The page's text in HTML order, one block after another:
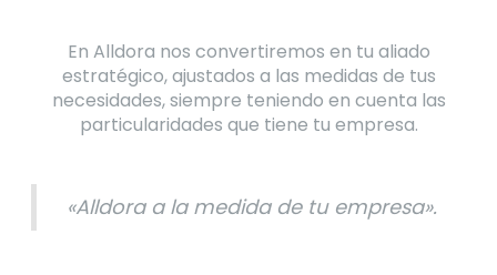
En Alldora nos convertiremos en tu aliado
estratégico, ajustados a las medidas de tus
necesidades, siempre teniendo en cuenta las
particularidades que tiene tu empresa.
«Alldora a la medida de tu empresa».